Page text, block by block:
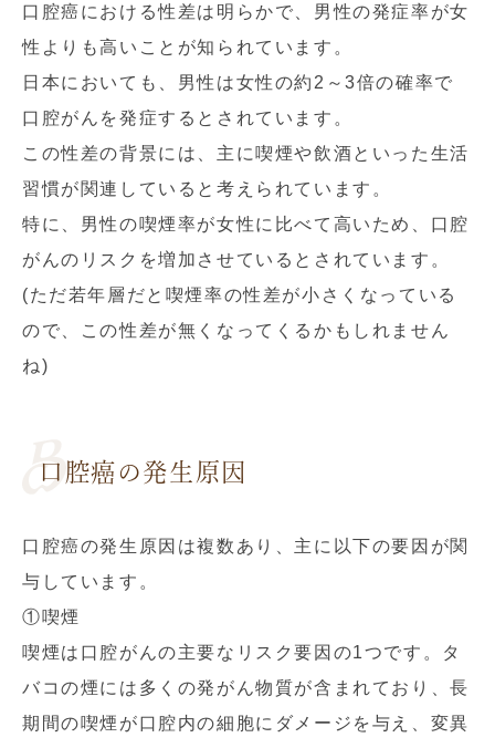
口腔癌における性差は明らかで、男性の発症率が女
性よりも高いことが知られています。
日本においても、男性は女性の約2～3倍の確率で
口腔がんを発症するとされています。
この性差の背景には、主に喫煙や飲酒といった生活
習慣が関連していると考えられています。
特に、男性の喫煙率が女性に比べて高いため、口腔
がんのリスクを増加させているとされています。
(ただ若年層だと喫煙率の性差が小さくなっている
ので、この性差が無くなってくるかもしれません
ね)
口腔癌の発生原因
口腔癌の発生原因は複数あり、主に以下の要因が関
与しています。
①喫煙
喫煙は口腔がんの主要なリスク要因の1つです。タ
バコの煙には多くの発がん物質が含まれており、長
期間の喫煙が口腔内の細胞にダメージを与え、変異